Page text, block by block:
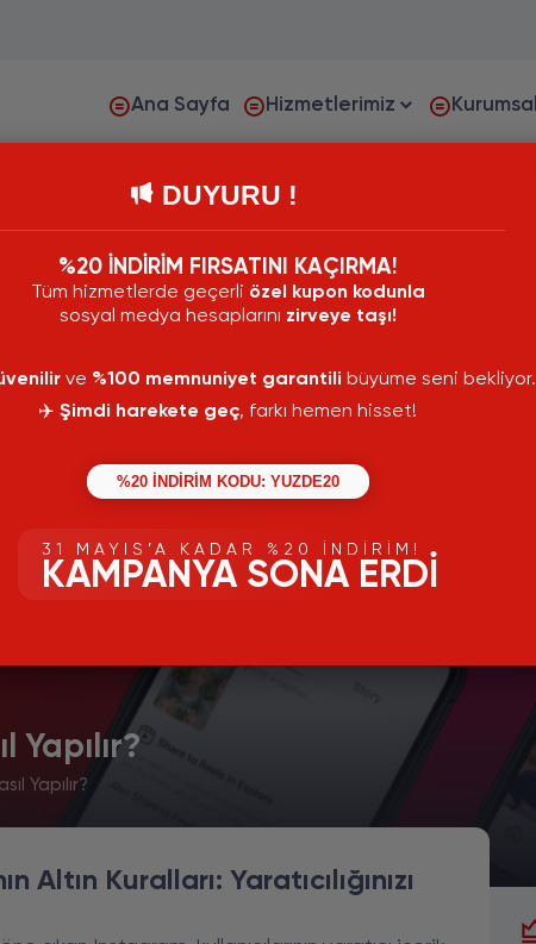
Ana Sayfa Hizmetlerimiz Kurumsal
Yapılır?
Yapılır?
Kuralları: Yaratıcılığınızı
DUYURU !
%20 İNDİRİM FIRSATINI KAÇIRMA!
Tüm hizmetlerde geçerli özel kupon kodunla
sosyal medya hesaplarını zirveye taşı!
ve %100 memnuniyet garantili büyüme seni bekliyor.
✈️ Şimdi harekete geç, farkı hemen hisset!
%20 İNDİRİM KODU: YUZDE20
31 MAYIS’A KADAR %20 İNDIRIM!
KAMPANYA SONA ERDI